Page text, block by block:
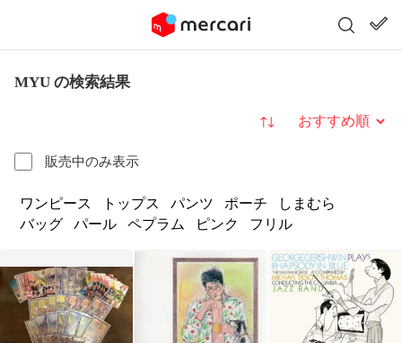
MYU の検索結果
販売中のみ表示
並び替え
ワンピース トップス パンツ ポーチ
しまむら
バッグ
パール ペプラム ピンク フリル